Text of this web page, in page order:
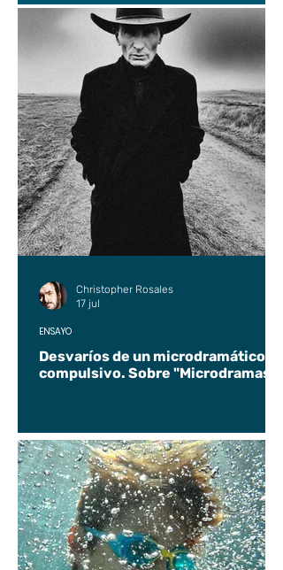
Desvaríos de un microdramático
compulsivo. Sobre "Microdramas".
ENSAYO
Christopher Rosales
17 jul